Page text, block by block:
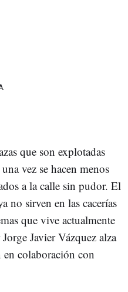
que son explotadas
vez se hacen menos
a la calle sin pudor. El
no sirven en las cacerías
que vive actualmente
Javier Vázquez alza
colaboración con